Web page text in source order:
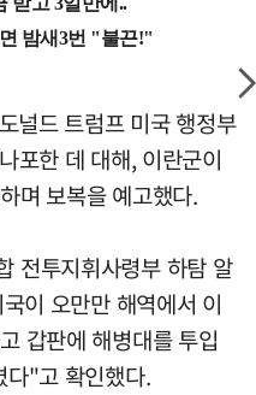
널드 트럼프 미국 행정부
포한 데 대해, 이란군이
며 보복을 예고했다.
전투지휘사령부 하탐 알
이 오만만 해역에서 이
갑판에 해병대를 투입
다"고 확인했다.